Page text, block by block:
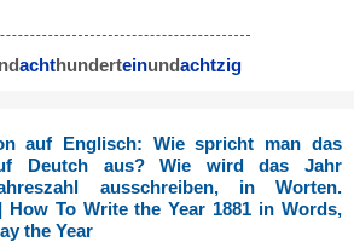
achthunderteinundachtzig
auf Englisch: Wie spricht man das
Deutch aus? Wie wird das Jahr
ausschreiben, in Worten.
How To Write the Year 1881 in Words,
the Year